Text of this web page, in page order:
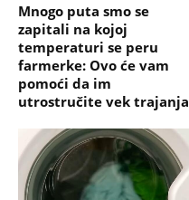
Mnogo puta smo se
zapitali na kojoj
temperaturi se peru
farmerke: Ovo će vam
pomoći da im
utrostručite vek trajanja